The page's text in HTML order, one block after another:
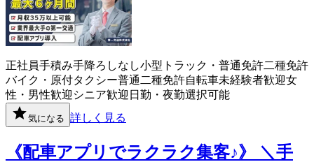
正社員手積み手降ろしなし小型トラック・普通免許二種免許
バイク・原付タクシー普通二種免許自転車未経験者歓迎女
性・男性歓迎 シニア歓迎 日勤・夜勤選択可能
気になる 詳しく見る
《配車アプリでラクラク集客♪》 ＼手